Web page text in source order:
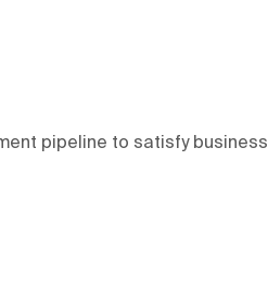
pipeline to satisfy business